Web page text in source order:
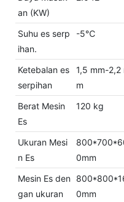
an (KW)
Suhu es serp
ihan.
-5℃
Ketebalan es
serpihan
1,5 mm-2,2
m
Berat Mesin
Es
120 kg
Ukuran Mesi
n Es
0mm
Mesin Es den
gan ukuran
0mm